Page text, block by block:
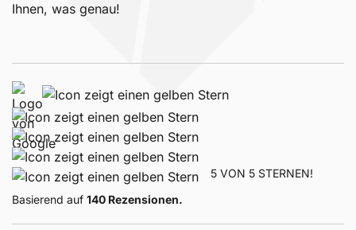
Ihnen, was genau!
5 VON 5 STERNEN!
Basierend auf 140 Rezensionen.